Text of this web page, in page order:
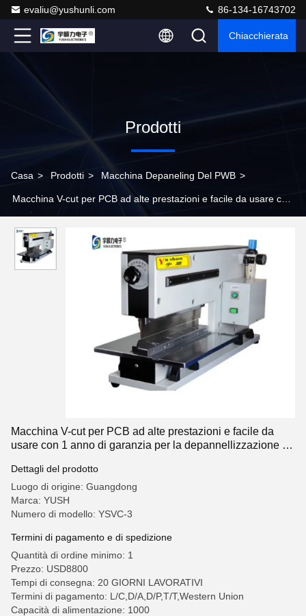
evaliu@yushunli.com 86-134-16743702
Chiacchierata
Prodotti
Casa > Prodotti > Macchina Depaneling Del PWB >
Macchina V-cut per PCB ad alte prestazioni e facile da usare con
Macchina V-cut per PCB ad alte prestazioni e facile da
usare con 1 anno di garanzia per la depannellizzazione di
Dettagli del prodotto
Luogo di origine: Guangdong
Marca: YUSH
Numero di modello: YSVC-3
Termini di pagamento e di spedizione
Quantità di ordine minimo: 1
Prezzo: USD8800
Tempi di consegna: 20 GIORNI LAVORATIVI
Termini di pagamento: L/C,D/A,D/P,T/T,Western Union
Capacità di alimentazione: 1000